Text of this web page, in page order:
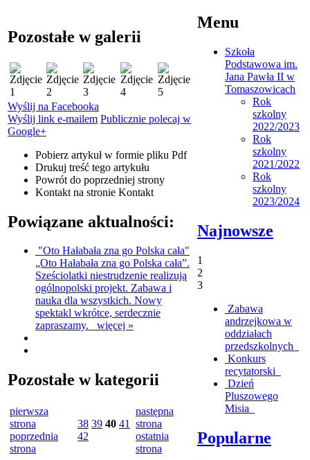
Pozostałe w galerii
Wyślij na Facebooka
Wyślij link e-mailem Publicznie polecaj w
Google+
Pobierz artykuł w formie pliku Pdf
Drukuj treść tego artykułu
Powrót do poprzedniej strony
Kontakt na stronie Kontakt
Powiązane aktualności:
"Oto Hałabała zna go Polska cała"
„Oto Hałabała zna go Polska cała”.
Sześciolatki niestrudzenie realizują
ogólnopolski projekt. Zabawa i
nauka dla wszystkich. Nowy
spektakl wkrótce, serdecznie
zapraszamy. więcej »
Pozostałe w kategorii
pierwsza
strona
poprzednia
strona
38 39 40 41
42
następna
strona
ostatnia
strona
Menu
Szkoła
Podstawowa im.
Jana Pawła II w
Tomaszowicach
Rok
szkolny
2022/2023
Rok
szkolny
2021/2022
Rok
szkolny
2023/2024
Najnowsze
1
2
3
Zabawa
andrzejkowa w
oddziałach
przedszkolnych
Konkurs
recytatorski
Dzień
Pluszowego
Misia
Popularne